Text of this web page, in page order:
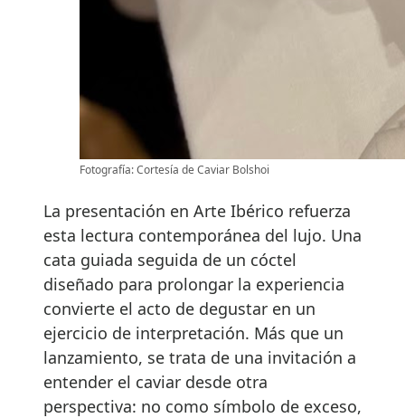
Fotografía: Cortesía de Caviar Bolshoi
La presentación en Arte Ibérico refuerza
esta lectura contemporánea del lujo. Una
cata guiada seguida de un cóctel
diseñado para prolongar la experiencia
convierte el acto de degustar en un
ejercicio de interpretación. Más que un
lanzamiento, se trata de una invitación a
entender el caviar desde otra
perspectiva: no como símbolo de exceso,